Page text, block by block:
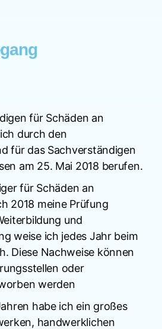
für Schäden an
durch den
für das Sachverständigen
am 25. Mai 2018 berufen.
für Schäden an
2018 meine Prüfung
und
weise ich jedes Jahr beim
Diese Nachweise können
oder
werden
habe ich ein großes
handwerklichen